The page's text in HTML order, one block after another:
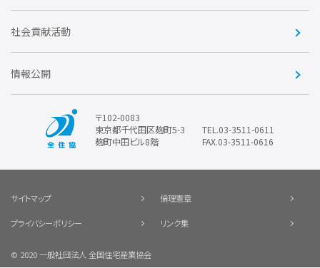
優良事業表彰
社会貢献活動
情報公開
〒102-0083
東京都千代田区麹町5-3
麹町中田ビル8階
TEL.03-3511-0611
FAX.03-3511-0616
サイトマップ 倫理憲章
プライバシーポリシー リンク集
© 2020 一般社団法人 全国住宅産業協会